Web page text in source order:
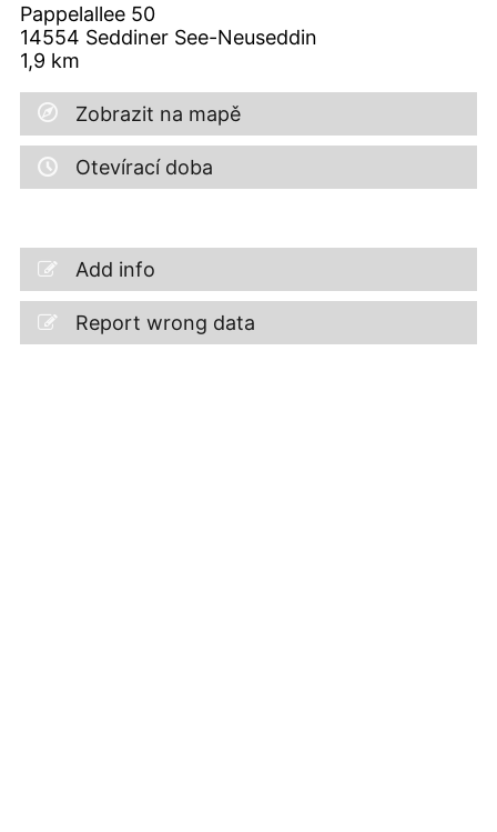
Pappelallee 50
14554 Seddiner See-Neuseddin
1,9 km
Zobrazit na mapě
Otevírací doba
Add info
Report wrong data